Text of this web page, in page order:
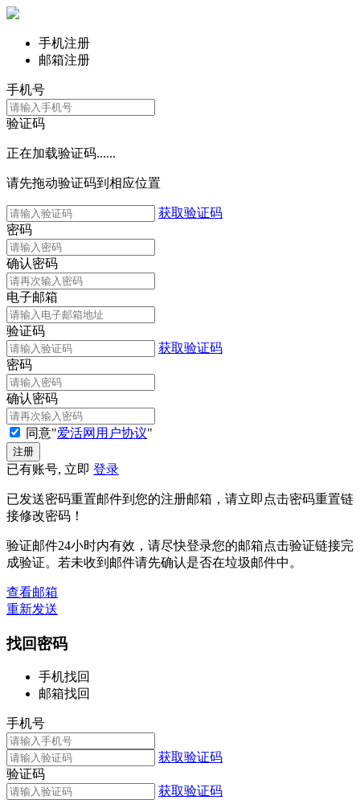
手机注册
邮箱注册
手机号
验证码
正在加载验证码......
请先拖动验证码到相应位置
获取验证码
密码
确认密码
电子邮箱
验证码
获取验证码
密码
确认密码
同意"爱活网用户协议"
已有账号, 立即 登录
已发送密码重置邮件到您的注册邮箱，请立即点击密码重置链
接修改密码！
验证邮件24小时内有效，请尽快登录您的邮箱点击验证链接完
成验证。若未收到邮件请先确认是否在垃圾邮件中。
查看邮箱
重新发送
找回密码
手机找回
邮箱找回
手机号
获取验证码
验证码
获取验证码